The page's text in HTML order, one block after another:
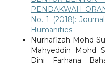
PENDAKWAH
No. 1 (2018):
Humanities
Nurhafizah Mohd
Mahyeddin Mohd
Dini Farhana